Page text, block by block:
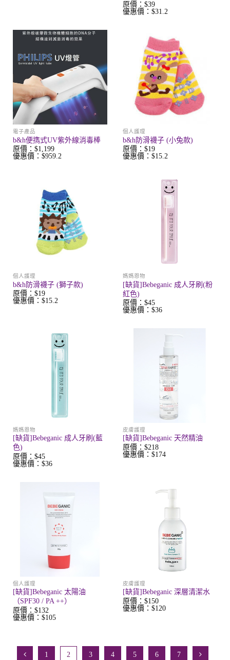
原價：$39
優惠價：$31.2
電子產品
b&h便擕式UV紫外線消毒棒
原價：$1,199
優惠價：$959.2
個人護理
b&h防滑襪子 (小兔款)
原價：$19
優惠價：$15.2
個人護理
b&h防滑襪子 (獅子款)
原價：$19
優惠價：$15.2
媽媽恩物
[缺貨]Bebeganic 成人牙刷(粉
紅色)
原價：$45
優惠價：$36
媽媽恩物
[缺貨]Bebeganic 成人牙刷(藍
色)
原價：$45
優惠價：$36
皮膚護理
[缺貨]Bebeganic 天然精油
原價：$218
優惠價：$174
個人護理
[缺貨]Bebeganic 太陽油
（SPF30 / PA ++）
原價：$132
優惠價：$105
皮膚護理
[缺貨]Bebeganic 深層清潔水
原價：$150
優惠價：$120
1 2 3 4 5 6 7